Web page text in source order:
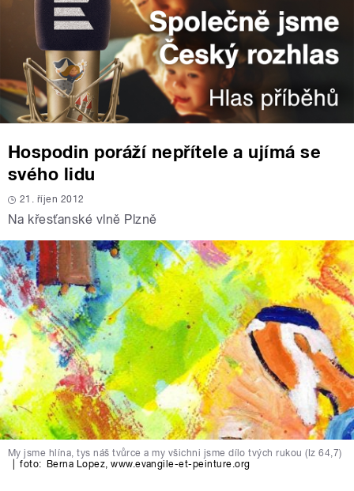
Hospodin poráží nepřítele a ujímá se
svého lidu
21. říjen 2012
Na křesťanské vlně Plzně
My jsme hlína, tys náš tvůrce a my všichni jsme dílo tvých rukou (Iz 64,7)
foto: Berna Lopez, www.evangile-et-peinture.org